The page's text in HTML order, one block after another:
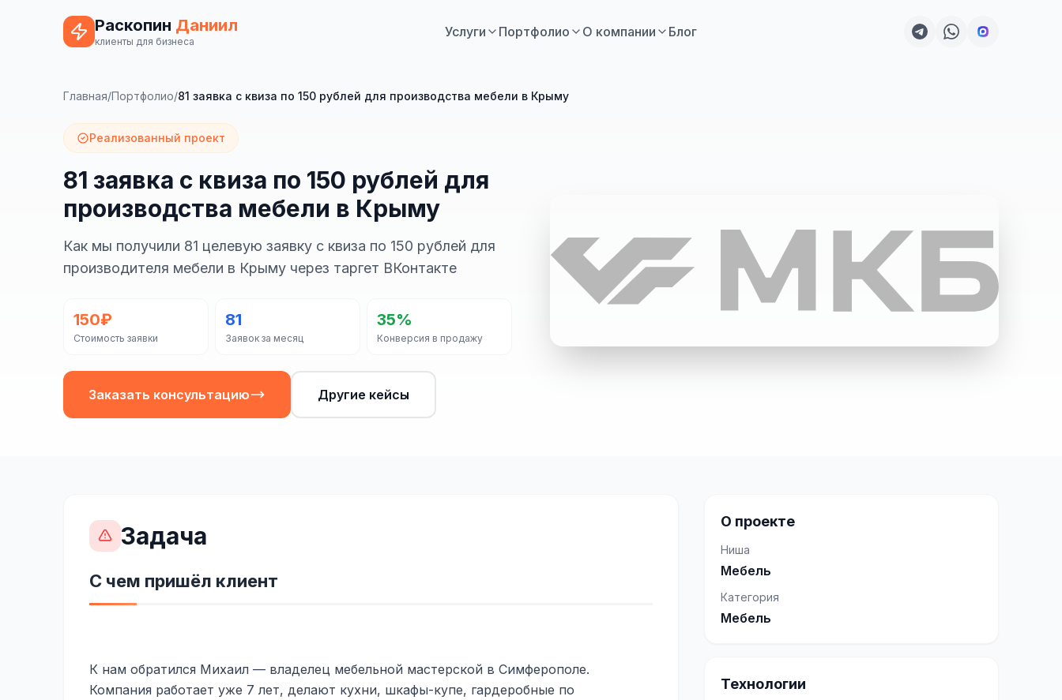
Раскопин Даниил
клиенты для бизнеса
Услуги Портфолио О компании Блог
Главная/Портфолио/81 заявка с квиза по 150 рублей для производства мебели в Крыму
Реализованный проект
81 заявка с квиза по 150 рублей для
производства мебели в Крыму
Как мы получили 81 целевую заявку с квиза по 150 рублей для
производителя мебели в Крыму через таргет ВКонтакте
150₽
Стоимость заявки
81
Заявок за месяц
35%
Конверсия в продажу
Заказать консультацию Другие кейсы
Задача
С чем пришёл клиент
К нам обратился Михаил — владелец мебельной мастерской в Симферополе.
Компания работает уже 7 лет, делают кухни, шкафы-купе, гардеробные по
О проекте
Ниша
Мебель
Категория
Мебель
Технологии